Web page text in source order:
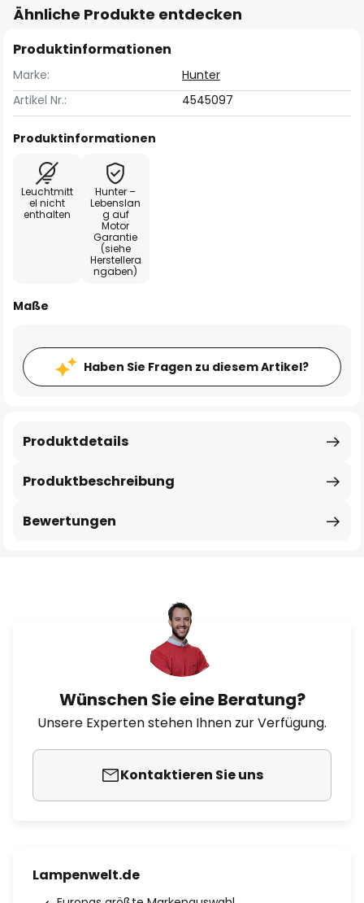
Ähnliche Produkte entdecken
Produktinformationen
Marke:
Hunter
Artikel Nr.:
4545097
Produktinformationen
Leuchtmitt
el nicht
enthalten
Hunter –
Lebenslan
g auf
Motor
Garantie
(siehe
Herstellera
ngaben)
Maße
Haben Sie Fragen zu diesem Artikel?
Produktbeschreibung
Produktdetails
Bewertungen
Wünschen Sie eine Beratung?
Unsere Experten stehen Ihnen zur Verfügung.
Kontaktieren Sie uns
Lampenwelt.de